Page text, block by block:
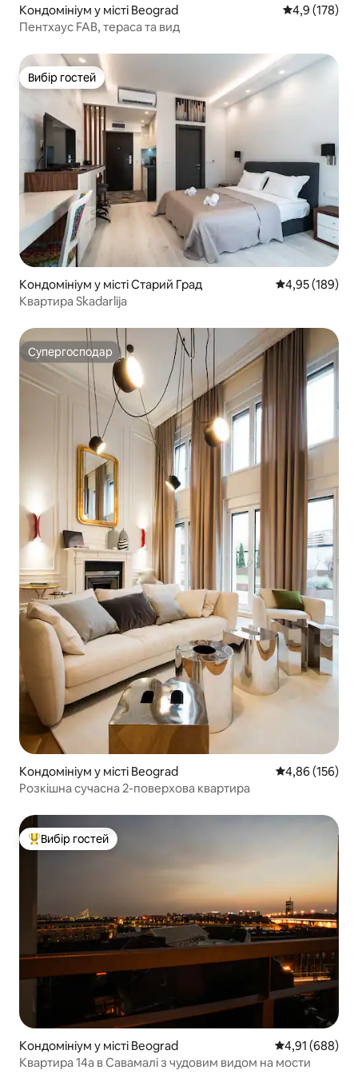
Кондомініум у місті Beograd Середня
4,9 (178)
Пентхаус FAB, тераса та вид
Вибір гостей
Вибір гостей
Кондомініум у місті Старий Град Середня
4,95 (189)
Квартира Skadarlija
Супергосподар
Супергосподар
Кондомініум у місті Beograd Середня
4,86 (156)
Розкішна сучасна 2-поверхова квартира
Топ вибір гостей
Вибір гостей
Кондомініум у місті Beograd Середня
4,91 (688)
Квартира 14а в Савамалі з чудовим видом на мости